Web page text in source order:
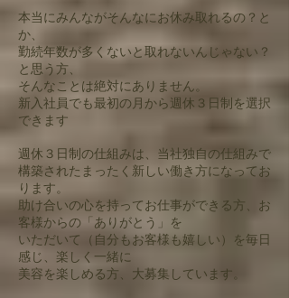
本当にみんながそんなにお休み取れるの？と
か、
勤続年数が多くないと取れないんじゃない？
と思う方、
そんなことは絶対にありません。
新入社員でも最初の月から週休３日制を選択
できます
週休３日制の仕組みは、当社独自の仕組みで
構築されたまったく新しい働き方になってお
ります。
助け合いの心を持ってお仕事ができる方、お
客様からの「ありがとう」を
いただいて（自分もお客様も嬉しい）を毎日
感じ、楽しく一緒に
美容を楽しめる方、大募集しています。